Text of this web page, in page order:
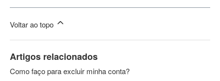
Voltar ao topo
Artigos relacionados
Como faço para excluir minha conta?